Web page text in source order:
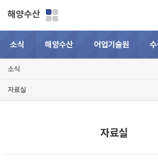
해양수산
소식 해양수산 어업기술원
소식
자료실
자료실